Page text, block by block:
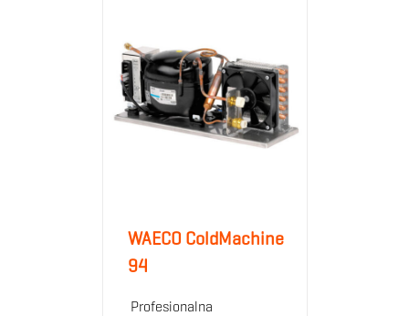
WAECO ColdMachine
94
Profesionalna